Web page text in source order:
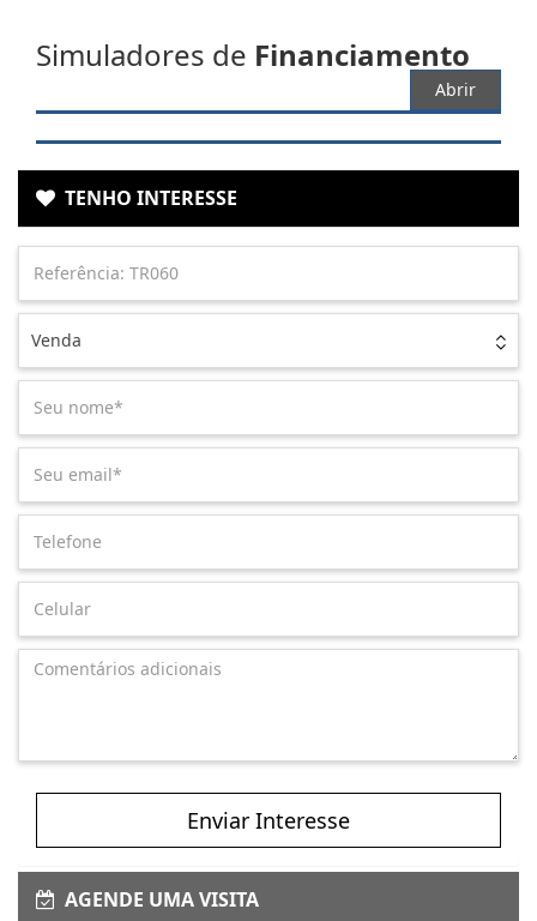
Simuladores de Financiamento
Abrir
TENHO INTERESSE
Venda
Enviar Interesse
AGENDE UMA VISITA